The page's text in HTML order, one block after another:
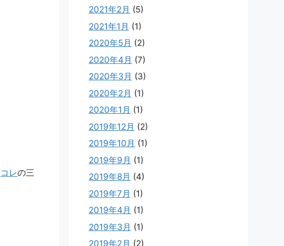
コレの三
2021年2月 (5)
2021年1月 (1)
2020年5月 (2)
2020年4月 (7)
2020年3月 (3)
2020年2月 (1)
2020年1月 (1)
2019年12月 (2)
2019年10月 (1)
2019年9月 (1)
2019年8月 (4)
2019年7月 (1)
2019年4月 (1)
2019年3月 (1)
2019年2月 (2)